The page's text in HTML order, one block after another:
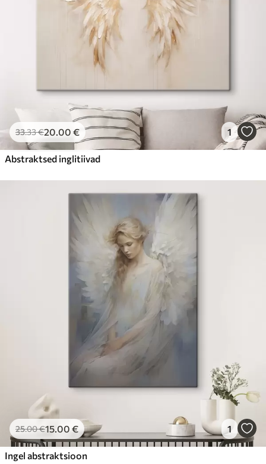
33.33€20.00 € 1
Abstraktsed inglitiivad
25.00€15.00 € 1
Ingel abstraktsioon